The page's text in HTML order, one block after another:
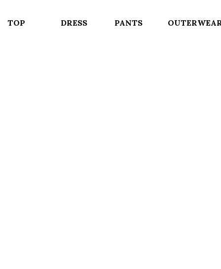
TOP DRESS PANTS